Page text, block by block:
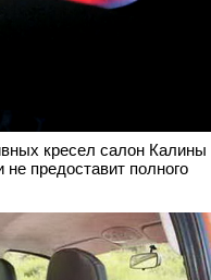
кресел салон Калины
предоставит полного